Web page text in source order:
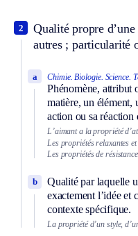
Qualité propre
autres ; particularité
2
Chimie. Biologie. Science.
Phénomène, attribut
matière, un élément,
action ou sa réaction
a
L’aimant a la propriété
Les propriétés relaxantes
Les propriétés de
Qualité par laquelle
exactement l’idée et
contexte spécifique.
b
La propriété d’un style,